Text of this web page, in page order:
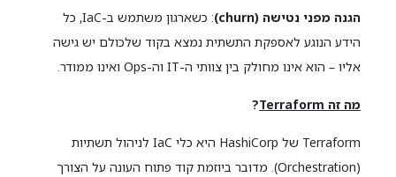
הגנה מפני נטישה (churn
)
: כשארגון משתמש ב-IaC, כל
הידע הנוגע לאספקת התשתית נמצא בקוד שלכולם יש גישה
אליו – הוא אינו מחולק בין צוותי ה-IT וה-Ops ואינו ממודר.
מה זה Terraform
?
Terraform של HashiCorp היא כלי IaC לניהול תשתיות
(Orchestration). מדובר ביוזמת קוד פתוח העונה על הצורך